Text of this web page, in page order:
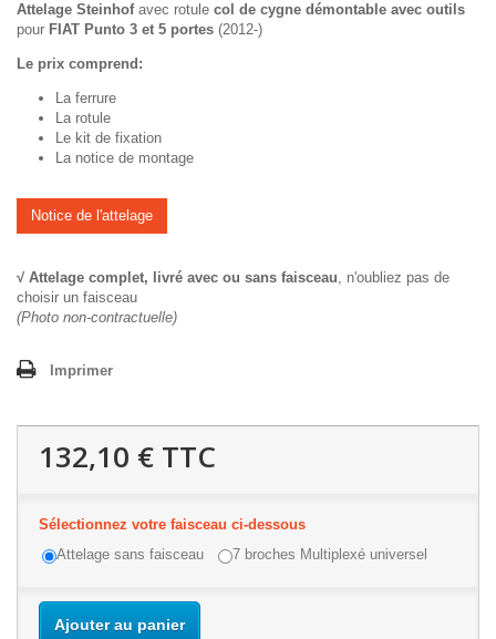
Attelage Steinhofavec rotule col de cygne démontable avec outils
pour FIAT Punto 3 et 5 portes (2012-)
Le prix comprend:
La ferrure
La rotule
Le kit de fixation
La notice de montage
Notice de l'attelage
√ Attelage complet, livré avec ou sans faisceau, n'oubliez pas de
choisir un faisceau
(Photo non-contractuelle)
Imprimer
132,10 € TTC
Sélectionnez votre faisceau ci-dessous
Attelage sans faisceau
7 broches Multiplexé universel
Ajouter au panier